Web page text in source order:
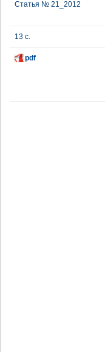
Статья № 21_2012
13 с.
pdf